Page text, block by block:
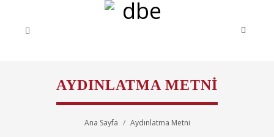
AYDINLATMA METNI
Ana Sayfa Aydınlatma Metni